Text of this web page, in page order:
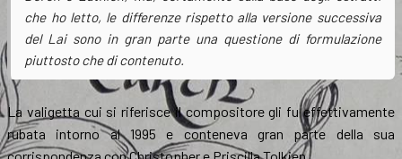
che ho letto, le differenze rispetto alla versione successiva
del Laisono in gran parte una questione di formulazione
piuttosto che di contenuto.
La valigetta cui si riferisce il compositore gli fu effettivamente
rubata intorno al 1995 e conteneva gran parte della sua